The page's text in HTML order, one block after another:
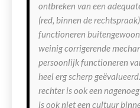
ontbreken van een
(red, binnen de
functioneren
weinig corrigerende
persoonlijk functioneren
heel erg scherp
rechter is ook een
is ook niet een cultuur